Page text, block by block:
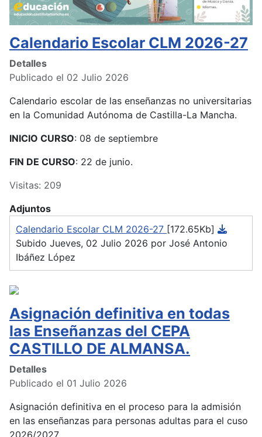
Calendario Escolar CLM 2026-27
Detalles
Publicado el 02 Julio 2026
Calendario escolar de las enseñanzas no universitarias
en la Comunidad Autónoma de Castilla-La Mancha.
INICIO CURSO: 08 de septiembre
FIN DE CURSO: 22 de junio.
Visitas: 209
Adjuntos
Calendario Escolar CLM 2026-27 [172.65Kb]
Subido Jueves, 02 Julio 2026 por José Antonio
Ibáñez López
Asignación definitiva en todas
las Enseñanzas del CEPA
CASTILLO DE ALMANSA.
Detalles
Publicado el 01 Julio 2026
Asignación definitiva en el proceso para la admisión
en las enseñanzas para personas adultas para el cuso
2026/2027